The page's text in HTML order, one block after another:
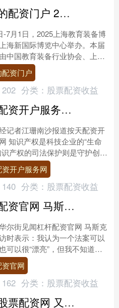
可靠的配资门户 2025上海教育装备博览会开幕
-7月1日，2025上海教育装备博
海新国际博览中心举办。本届
中国教育装备行业协会、上海
员会指导，上海市教育学会主
市教育....
资门户
202 分类： 股票配资收益
按天配资开户服务网 南沙法治守护创新：5年知产案件新收审结量增4倍
记者江珊南沙报道按天配资开
知识产权是科技企业的“生命
识产权的司法保护则是守护创新
力的举措。广州南沙作为粤港
科技创新产业....
开户服务网
140 分类： 股票配资收益
杠杆配资官网 马斯克不装了，对特朗普“大漂亮”法案很“失望”
尔街见闻杠杆配资官网 马斯克
时表示：我认为一个法案可以
可以很“漂亮”，但我不知道它
兼得。这是我的个人观点。 近
克在电视节....
官网
162 分类： 股票配资收益
手机股票配资网 又见“众星捧月”！比特币冲破“11万大关”再创历史新高